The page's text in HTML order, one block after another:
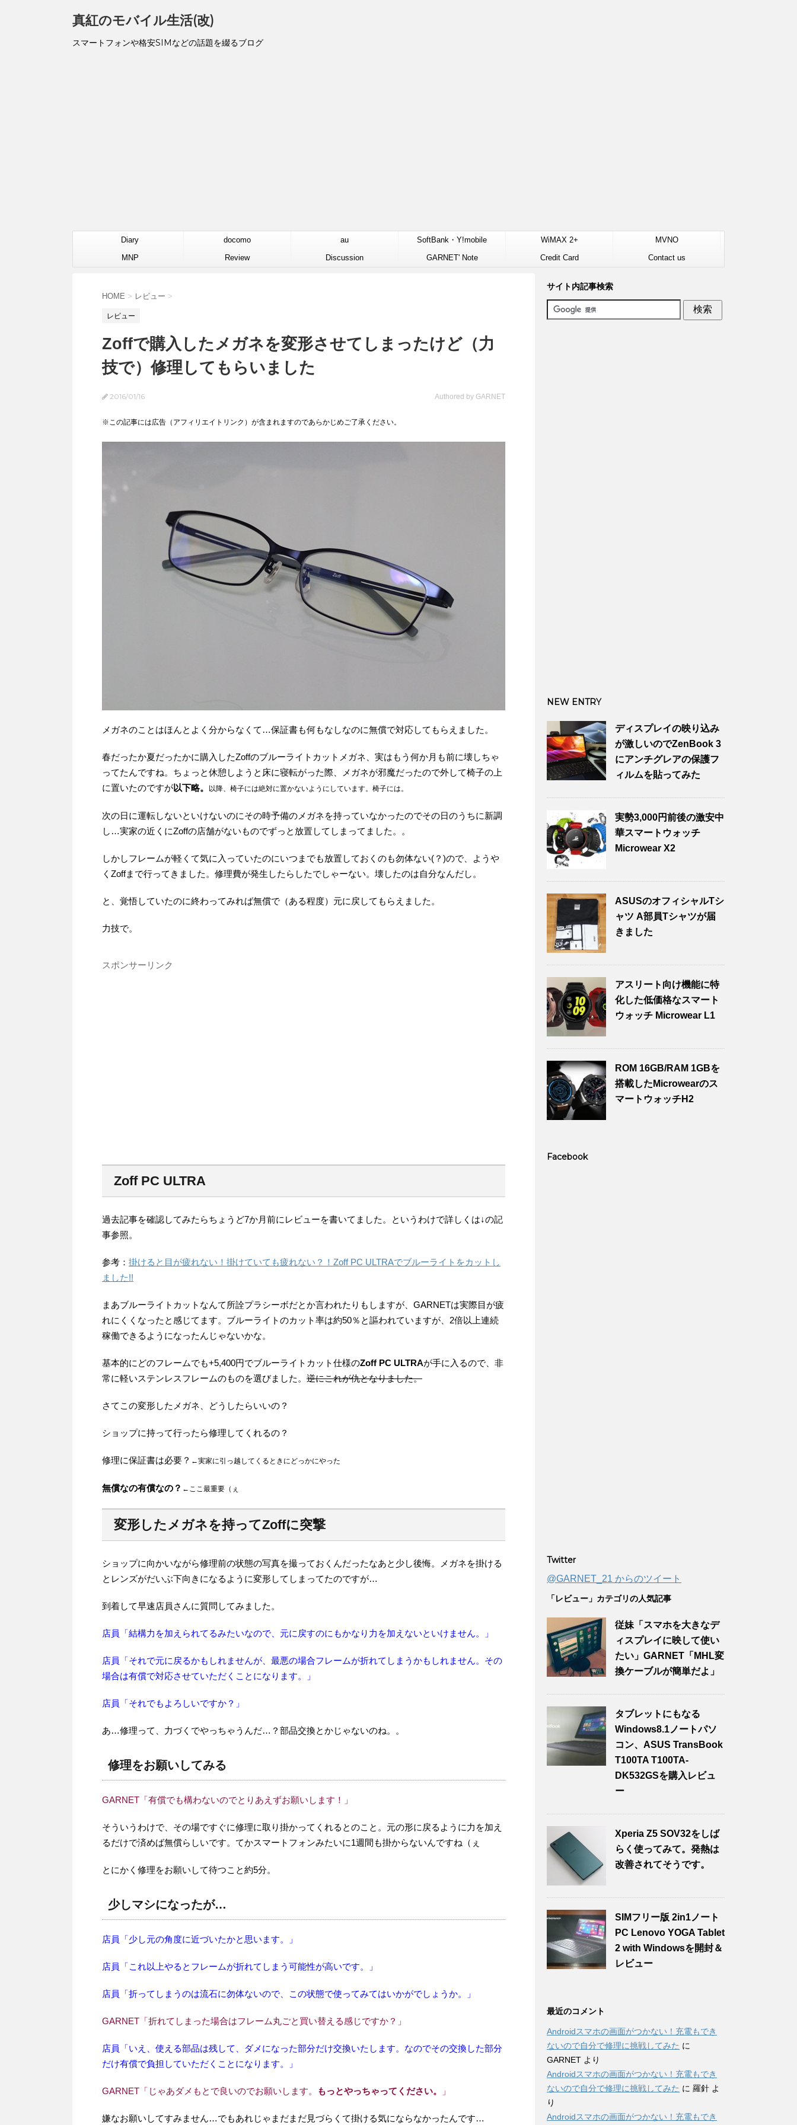
真紅のモバイル生活(改)
スマートフォンや格安SIMなどの話題を綴るブログ
Diary docomo au SoftBank・Y!mobile WiMAX 2+
MVNO
MNP
Review Discussion GARNET' Note Credit Card Contact us
HOME > レビュー >
レビュー
Zoffで購入したメガネを変形させてしまったけど（力
技で）修理してもらいました
2016/01/16 Authored by GARNET
※この記事には広告（アフィリエイトリンク）が含まれますのであらかじめご了承ください。
メガネのことはほんとよく分からなくて…保証書も何もなしなのに無償で対応してもらえました。
春だったか夏だったかに購入したZoffのブルーライトカットメガネ、実はもう何か月も前に壊しちゃ
ってたんですね。ちょっと休憩しようと床に寝転がった際、メガネが邪魔だったので外して椅子の上
に置いたのですが以下略。 以降、椅子には絶対に置かないようにしています。椅子には。
次の日に運転しないといけないのにその時予備のメガネを持っていなかったのでその日のうちに新調
し…実家の近くにZoffの店舗がないものでずっと放置してしまってました。。
しかしフレームが軽くて気に入っていたのにいつまでも放置しておくのも勿体ない(？)ので、ようや
くZoffまで行ってきました。修理費が発生したらしたでしゃーない。壊したのは自分なんだし。
と、覚悟していたのに終わってみれば無償で（ある程度）元に戻してもらえました。
力技で。
スポンサーリンク
Zoff PC ULTRA
過去記事を確認してみたらちょうど7か月前にレビューを書いてました。というわけで詳しくは↓の記
事参照。
参考： 掛けると目が疲れない！掛けていても疲れない？！Zoff PC ULTRAでブルーライトをカットし
ました!!
まあブルーライトカットなんて所詮プラシーボだとか言われたりもしますが、GARNETは実際目が疲
れにくくなったと感じてます。ブルーライトのカット率は約50％と謳われていますが、2倍以上連続
稼働できるようになったんじゃないかな。
基本的にどのフレームでも+5,400円でブルーライトカット仕様のZoff PC ULTRAが手に入るので、非
常に軽いステンレスフレームのものを選びました。 逆にこれが仇となりました。
さてこの変形したメガネ、どうしたらいいの？
ショップに持って行ったら修理してくれるの？
修理に保証書は必要？ ←実家に引っ越してくるときにどっかにやった
無償なの有償なの？ ←ここ最重要（ぇ
変形したメガネを持ってZoffに突撃
ショップに向かいながら修理前の状態の写真を撮っておくんだったなあと少し後悔。メガネを掛ける
とレンズがだいぶ下向きになるように変形してしまってたのですが…
到着して早速店員さんに質問してみました。
店員「結構力を加えられてるみたいなので、元に戻すのにもかなり力を加えないといけません。」
店員「それで元に戻るかもしれませんが、最悪の場合フレームが折れてしまうかもしれません。その
場合は有償で対応させていただくことになります。」
店員「それでもよろしいですか？」
あ…修理って、力づくでやっちゃうんだ…？部品交換とかじゃないのね。。
修理をお願いしてみる
GARNET「有償でも構わないのでとりあえずお願いします！」
そういうわけで、その場ですぐに修理に取り掛かってくれるとのこと。元の形に戻るように力を加え
るだけで済めば無償らしいです。てかスマートフォンみたいに1週間も掛からないんですね（ぇ
とにかく修理をお願いして待つこと約5分。
少しマシになったが…
店員「少し元の角度に近づいたかと思います。」
店員「これ以上やるとフレームが折れてしまう可能性が高いです。」
店員「折ってしまうのは流石に勿体ないので、この状態で使ってみてはいかがでしょうか。」
GARNET「折れてしまった場合はフレーム丸ごと買い替える感じですか？」
店員「いえ、使える部品は残して、ダメになった部分だけ交換いたします。なのでその交換した部分
だけ有償で負担していただくことになります。」
GARNET「じゃあダメもとで良いのでお願いします。 もっとやっちゃってください。 」
嫌なお願いしてすみません…でもあれじゃまだまだ見づらくて掛ける気にならなかったんです…
サイト内記事検索
NEW ENTRY
ディスプレイの映り込み
が激しいのでZenBook 3
にアンチグレアの保護フ
ィルムを貼ってみた
実勢3,000円前後の激安中
華スマートウォッチ
Microwear X2
ASUSのオフィシャルTシ
ャツ A部員Tシャツが届
きました
アスリート向け機能に特
化した低価格なスマート
ウォッチ Microwear L1
ROM 16GB/RAM 1GBを
搭載したMicrowearのス
マートウォッチH2
Facebook
Twitter
@GARNET_21 からのツイート
「レビュー」カテゴリの人気記事
従妹「スマホを大きなデ
ィスプレイに映して使い
たい」GARNET「MHL変
換ケーブルが簡単だよ」
タブレットにもなる
Windows8.1ノートパソ
コン、ASUS TransBook
T100TA T100TA-
DK532GSを購入レビュ
ー
Xperia Z5 SOV32をしば
らく使ってみて。発熱は
改善されてそうです。
SIMフリー版 2in1ノート
PC Lenovo YOGA Tablet
2 with Windowsを開封＆
レビュー
最近のコメント
Androidスマホの画面がつかない！充電もでき
ないので自分で修理に挑戦してみた に
GARNET より
Androidスマホの画面がつかない！充電もでき
ないので自分で修理に挑戦してみた に 羅針 よ
り
Androidスマホの画面がつかない！充電もでき